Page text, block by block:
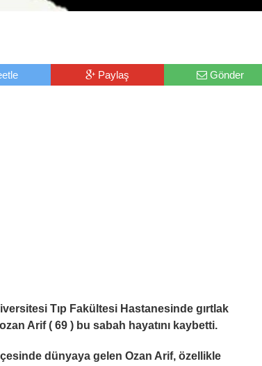
Paylaş Gönder
Tıp Fakültesi Hastanesinde gırtlak
Arif ( 69 ) bu sabah hayatını kaybetti.
dünyaya gelen Ozan Arif, özellikle